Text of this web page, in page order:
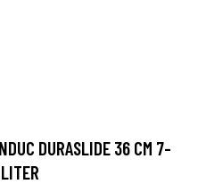
DURASLIDE 36 CM 7-